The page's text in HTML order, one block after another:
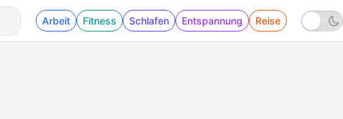
Arbeit Fitness Schlafen Entspannung Reise